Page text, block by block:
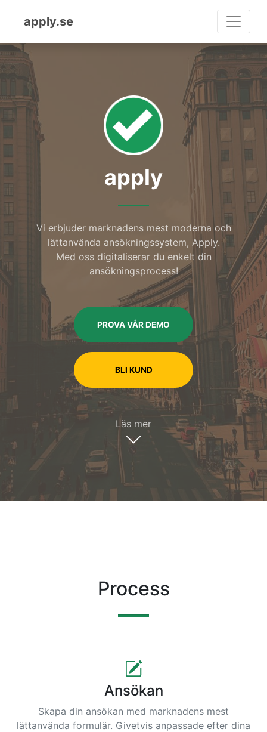
apply.se
apply
Vi erbjuder marknadens mest moderna och
lättanvända ansökningssystem, Apply.
Med oss digitaliserar du enkelt din
ansökningsprocess!
PROVA VÅR DEMO
BLI KUND
Läs mer
Process
Ansökan
Skapa din ansökan med marknadens mest
lättanvända formulär. Givetvis anpassade efter dina